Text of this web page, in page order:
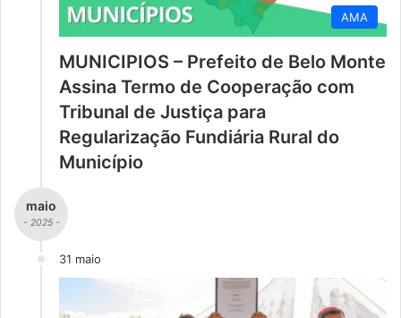
AMA
MUNICIPIOS – Prefeito de Belo Monte
Assina Termo de Cooperação com
Tribunal de Justiça para
Regularização Fundiária Rural do
Município
maio
- 2025 -
31 maio